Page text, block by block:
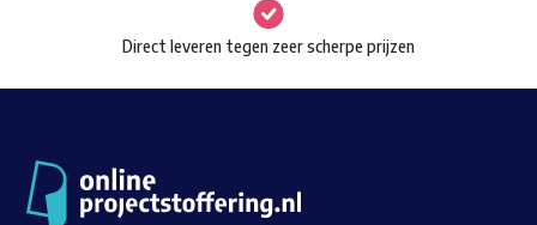
productpagina
Direct leveren tegen zeer scherpe prijzen